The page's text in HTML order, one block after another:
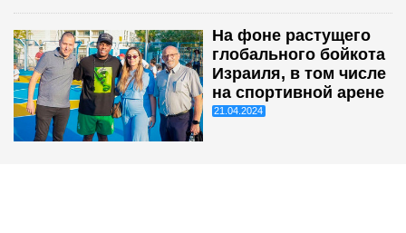
На фоне растущего
глобального бойкота
Израиля, в том числе
на спортивной арене
21.04.2024